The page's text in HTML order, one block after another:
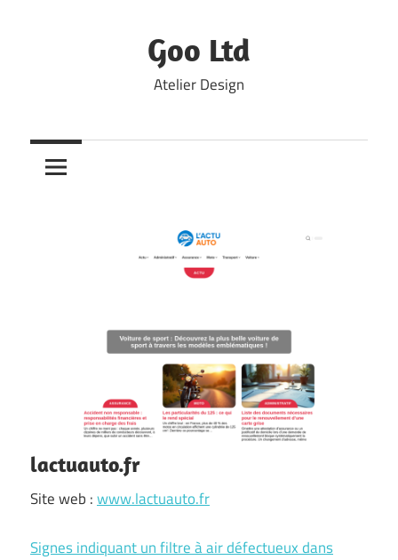
Goo Ltd
Atelier Design
lactuauto.fr
Site web :www.lactuauto.fr
Signes indiquant un filtre à air défectueux dans